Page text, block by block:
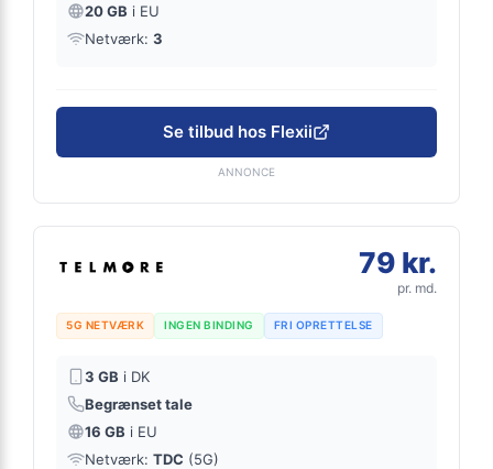
20 GB i EU
Netværk: 3
Se tilbud hos Flexii
ANNONCE
79 kr.
pr. md.
5G NETVÆRK INGEN BINDING FRI OPRETTELSE
3 GB i DK
Begrænset tale
16 GB i EU
Netværk: TDC (5G)